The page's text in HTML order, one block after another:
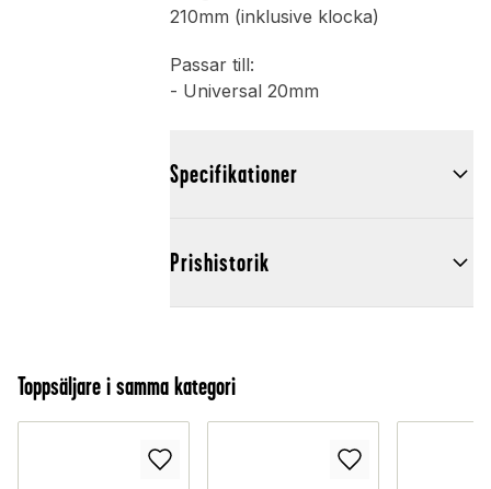
210mm (inklusive klocka)
Passar till:
- Universal 20mm
Specifikationer
Prishistorik
Toppsäljare i samma kategori